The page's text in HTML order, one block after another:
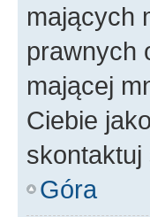
mających
prawnych
mającej
Ciebie
skontaktuj
Góra